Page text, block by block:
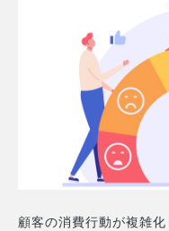
顧客の消費行動が複雑